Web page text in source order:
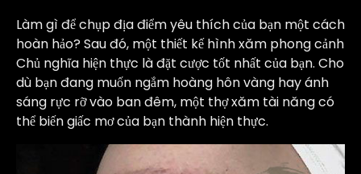
Làm gì để chụp địa điểm yêu thích của bạn một cách
hoàn hảo? Sau đó, một thiết kế hình xăm phong cảnh
Chủ nghĩa hiện thực là đặt cược tốt nhất của bạn. Cho
dù bạn đang muốn ngắm hoàng hôn vàng hay ánh
sáng rực rỡ vào ban đêm, một thợ xăm tài năng có
thể biến giấc mơ của bạn thành hiện thực.